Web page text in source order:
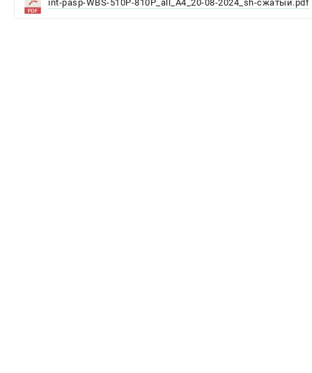
int-pasp-WBS-510P-810P_all_A4_20-08-2024_sh-сжатый.pdf